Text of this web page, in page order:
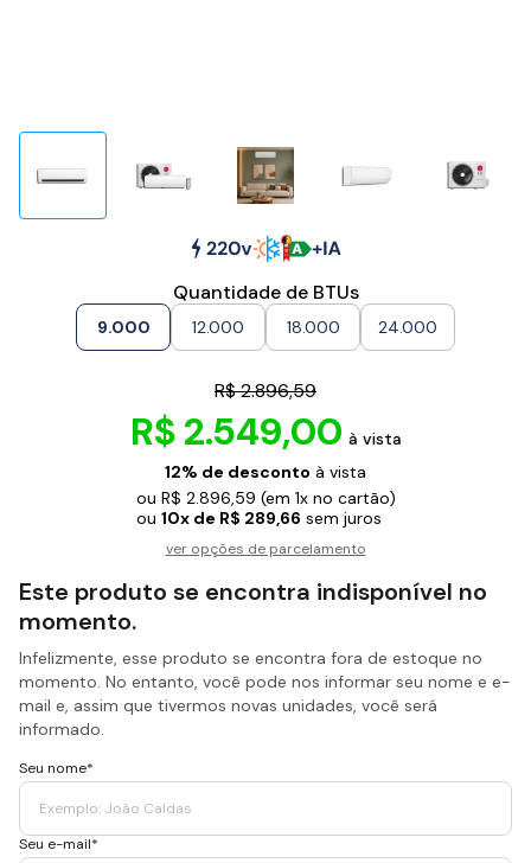
Quantidade de BTUs
9.000 12.000 18.000 24.000
R$ 2.896,59
R$ 2.549,00 à vista
12% de desconto à vista
ou R$ 2.896,59 (em 1x no cartão)
ou 10x de R$ 289,66 sem juros
ver opções de parcelamento
Este produto se encontra indisponível no
momento.
Infelizmente, esse produto se encontra fora de estoque no
momento. No entanto, você pode nos informar seu nome e e-
mail e, assim que tivermos novas unidades, você será
informado.
Seu nome*
Seu e-mail*